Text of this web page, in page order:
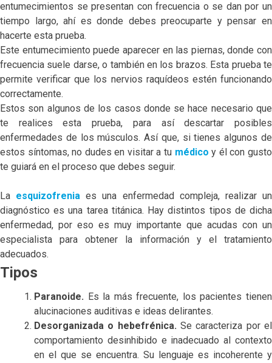
entumecimientos se presentan con frecuencia o se dan por un
tiempo largo, ahí es donde debes preocuparte y pensar en
hacerte esta prueba.
Este entumecimiento puede aparecer en las piernas, donde con
frecuencia suele darse, o también en los brazos. Esta prueba te
permite verificar que los nervios raquídeos estén funcionando
correctamente.
Estos son algunos de los casos donde se hace necesario que
te realices esta prueba, para así descartar posibles
enfermedades de los músculos. Así que, si tienes algunos de
estos síntomas, no dudes en visitar a tu médico y él con gusto
te guiará en el proceso que debes seguir.
La esquizofrenia es una enfermedad compleja, realizar un
diagnóstico es una tarea titánica. Hay distintos tipos de dicha
enfermedad, por eso es muy importante que acudas con un
especialista para obtener la información y el tratamiento
adecuados.
Tipos
Paranoide. Es la más frecuente, los pacientes tienen
alucinaciones auditivas e ideas delirantes.
Desorganizada o hebefrénica. Se caracteriza por el
comportamiento desinhibido e inadecuado al contexto
en el que se encuentra. Su lenguaje es incoherente y